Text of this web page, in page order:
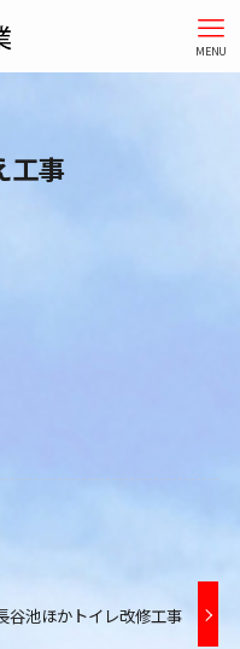
MENU
工事
谷池ほかトイレ改修工事